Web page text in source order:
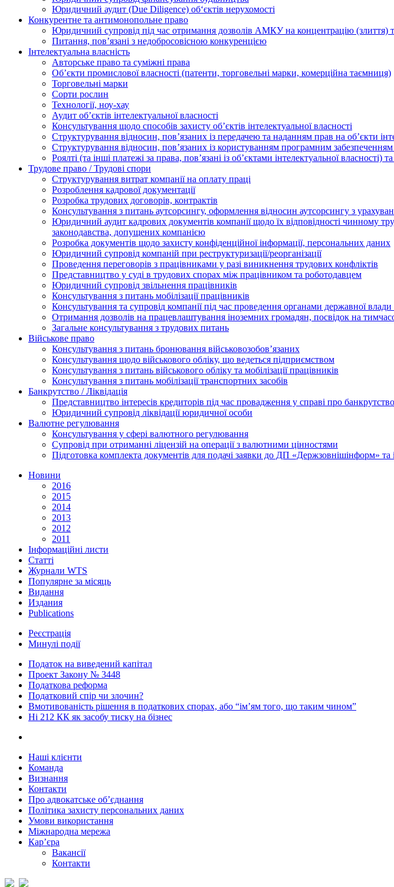
Юридичний аудит (Due Diligence) об‘єктів нерухомості
Конкурентне та антимонопольне право
Юридичний супровід під час отримання дозволів АМКУ на концентрацію (злиття)
Питання, пов’язані з недобросовісною конкуренцією
Інтелектуальна власність
Авторське право та суміжні права
Oб’єкти промислової власності (патенти, торговельні марки, комерційна таємниця)
Торговельні марки
Сорти рослин
Технології, ноу-хау
Аудит об’єктів інтелектуальної власності
Консультування щодо способів захисту об’єктів інтелектуальної власності
Структурування відносин, пов’язаних із передачею та наданням прав на об’єкти
Структурування відносин, пов’язаних із користуванням програмним забезпеченням
Роялті (та інші платежі за права, пов’язані із об’єктами інтелектуальної власності)
Трудове право / Трудові спори
Cтруктурування витрат компанії на оплату праці
Розроблення кадрової документації
Розробка трудових договорів, контрактів
Консультування з питань аутсорсингу, оформлення відносин аутсорсингу з
Юридичний аудит кадрових документів компанії щодо їх відповідності чинному
законодавства, допущених компанією
Розробка документів щодо захисту конфіденційної інформації, персональних даних
Юридичний супровід компаній при реструктуризації/реорганізації
Проведення переговорів з працівниками у разі виникнення трудових конфліктів
Представництво у суді в трудових спорах між працівником та роботодавцем
Юридичний супровід звільнення працівників
Консультування з питань мобілізації працівників
Консультування та супровід компанії під час проведення органами державної влади
Отримання дозволів на працевлаштування іноземних громадян, посвідок на
Загальне консультування з трудових питань
Військове право
Консультування з питань бронювання військовозобов’язаних
Консультування щодо військового обліку, що ведеться підприємством
Консультування з питань військового обліку та мобілізації працівників
Консультування з питань мобілізації транспортних засобів
Банкрутство / Ліквідація
Представництво інтересів кредиторів під час провадження у справі про банкрутство
Юридичний супровід ліквідації юридичної особи
Валютне регулювання
Консультування у сфері валютного регулювання
Супровід при отриманні ліцензій на операції з валютними цінностями
Підготовка комплекта документів для подачі заявки до ДП «Держзовнішінформ»
Новини
2016
2015
2014
2013
2012
2011
Інформаційні листи
Статті
Журнали WTS
Популярне за місяць
Видання
Издания
Publications
Реєстрація
Минулі події
Податок на виведений капітал
Проект Закону № 3448
Податкова реформа
Податковий спір чи злочин?
Вмотивованість рішення в податкових спорах, або “ім’ям того, що таким чином”
Ні 212 КК як засобу тиску на бізнес
Наші клієнти
Команда
Визнання
Контакти
Про адвокатське об’єднання
Політика захисту персональних даних
Умови використання
Міжнародна мережа
Кар’єра
Вакансії
Контакти